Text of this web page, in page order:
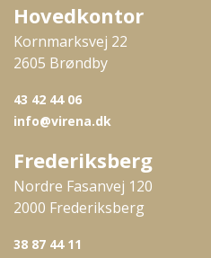
Hovedkontor
Kornmarksvej 22
2605 Brøndby
43 42 44 06
info@virena.dk
Frederiksberg
Nordre Fasanvej 120
2000 Frederiksberg
38 87 44 11